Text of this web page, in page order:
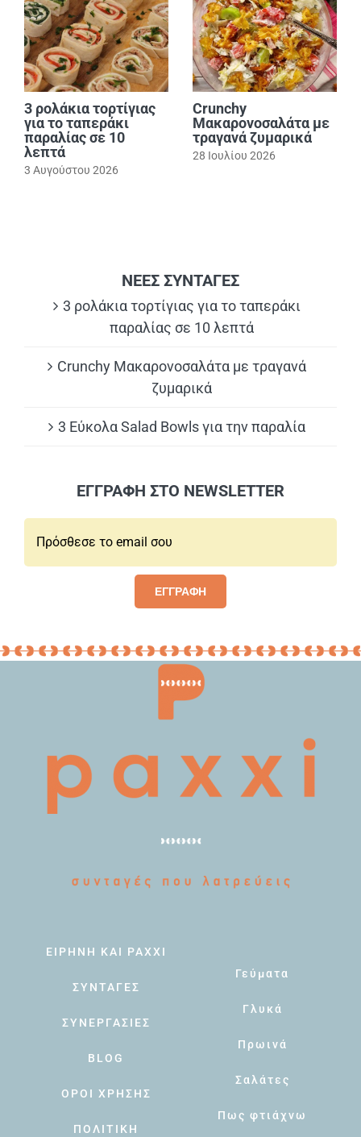
3 ρολάκια τορτίγιας
για το ταπεράκι
παραλίας σε 10
λεπτά
3 Αυγούστου 2026
Crunchy
Μακαρονοσαλάτα με
τραγανά ζυμαρικά
28 Ιουλίου 2026
ΝΕΕΣ ΣΥΝΤΑΓΕΣ
3 ρολάκια τορτίγιας για το ταπεράκι
παραλίας σε 10 λεπτά
Crunchy Μακαρονοσαλάτα με τραγανά
ζυμαρικά
3 Εύκολα Salad Bowls για την παραλία
ΕΓΓΡΑΦΗ ΣΤΟ NEWSLETTER
ΕΓΓΡΑΦΗ
ΕΙΡΗΝΗ ΚΑΙ PAXXI
ΣΥΝΤΑΓΕΣ
ΣΥΝΕΡΓΑΣΙΕΣ
BLOG
ΟΡΟΙ ΧΡΗΣΗΣ
ΠΟΛΙΤΙΚΗ
Γεύματα
Γλυκά
Πρωινά
Σαλάτες
Πως φτιάχνω